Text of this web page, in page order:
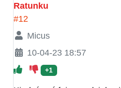
Ratunku
#12
Micus
10-04-23 18:57
+1